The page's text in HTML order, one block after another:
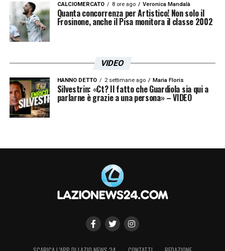
CALCIOMERCATO 8 ore ago Veronica Mandalà
Quanta concorrenza per Artistico! Non solo il
Frosinone, anche il Pisa monitora il classe 2002
VIDEO
HANNO DETTO 2 settimane ago Maria Floris
Silvestrin: «Ct? Il fatto che Guardiola sia qui a
parlarne è grazie a una persona» – VIDEO